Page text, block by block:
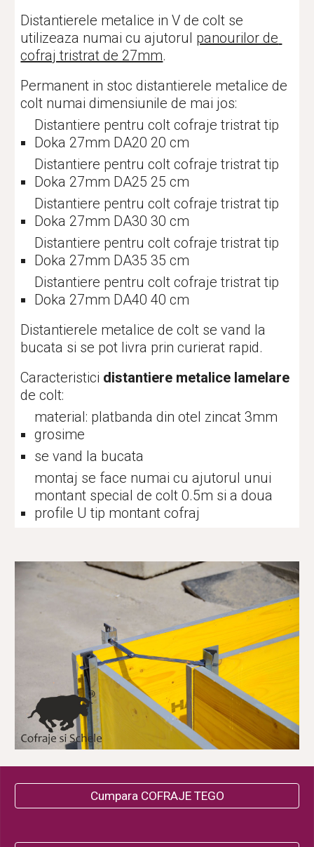
Distantierele metalice in V de colt se
utilizeaza numai cu ajutorul panourilor de
cofraj tristrat de 27mm.
Permanent in stoc distantierele metalice de
colt numai dimensiunile de mai jos:
Distantiere pentru colt cofraje tristrat tip
Doka 27mm DA20 20 cm
Distantiere pentru colt cofraje tristrat tip
Doka 27mm DA25 25 cm
Distantiere pentru colt cofraje tristrat tip
Doka 27mm DA30 30 cm
Distantiere pentru colt cofraje tristrat tip
Doka 27mm DA35 35 cm
Distantiere pentru colt cofraje tristrat tip
Doka 27mm DA40 40 cm
Distantierele metalice de colt se vand la
bucata si se pot livra prin curierat rapid.
Caracteristici distantiere metalice lamelare
de colt:
material: platbanda din otel zincat 3mm
grosime
se vand la bucata
montaj se face numai cu ajutorul unui
montant special de colt 0.5m si a doua
profile U tip montant cofraj
Cumpara COFRAJE TEGO